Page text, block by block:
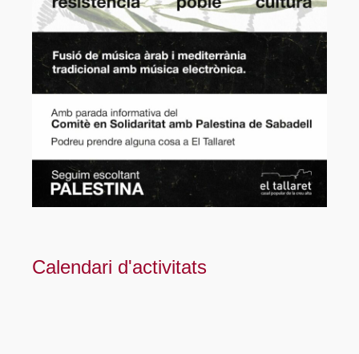
Calendari d'activitats